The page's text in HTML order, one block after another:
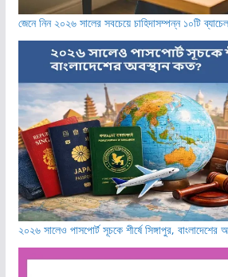
জেনে নিন ২০২৬ সালের সবচেয়ে চাহিদাসম্পন্ন ১০টি
২০২৬ সালেও পাসপোর্ট সূচকে শীর্ষে সিঙ্গাপুর,